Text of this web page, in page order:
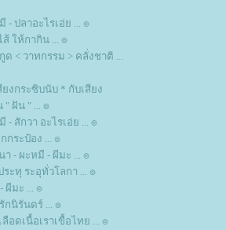
- ปลาอะไรเอ่ย ... ๏
ส้ ให้กากิน ... ๏
ด < วาทกรรม > คลั่งชาติ ...
ยงกระซิบนับ * กับเสียง
" ฝัน " ... ๏
- สักวา อะไรเอ่ย ... ๏
กระป๋อง ... ๏
า - ผะหมี - ผีมะ ... ๏
ระทุ ระอุทั่วโลกา ... ๏
ผีมะ ... ๏
กนิรันดร์ ... ๏
ลือดเนื้อเราเขื้อไทย ... ๏